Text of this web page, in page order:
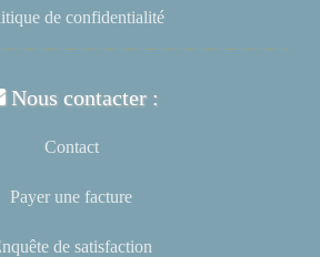
de confidentialité
Nous contacter :
Contact
Payer une facture
de satisfaction